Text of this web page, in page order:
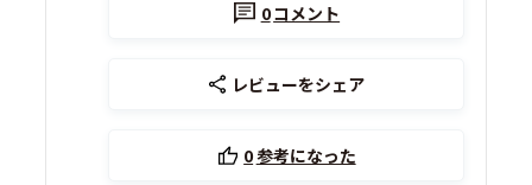
0コメント
レビューをシェア
0参考になった